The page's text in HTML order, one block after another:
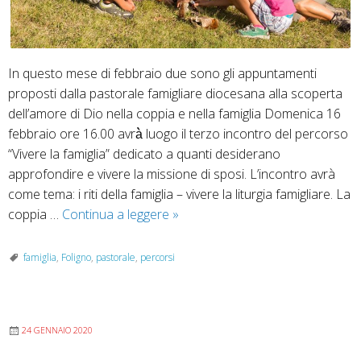
In questo mese di febbraio due sono gli appuntamenti
proposti dalla pastorale famigliare diocesana alla scoperta
dell’amore di Dio nella coppia e nella famiglia Domenica 16
febbraio ore 16.00 avrà̀ luogo il terzo incontro del percorso
“Vivere la famiglia” dedicato a quanti desiderano
approfondire e vivere la missione di sposi. L’incontro avrà
come tema: i riti della famiglia – vivere la liturgia famigliare. La
coppia … Continua a leggere Pastorale
percorsi
»
famiglia, Foligno, pastorale, percorsi
24 GENNAIO 2020